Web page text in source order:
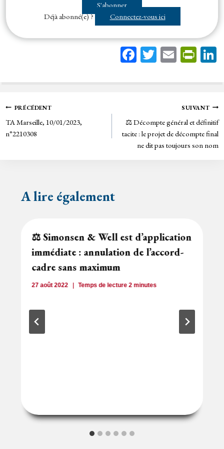
S'abonner
Déjà abonné(e) ?
Connectez-vous ici
Fa
bo
T
tt
E
ail
Pr
tF
rie
n
dl
y
Navigation
de
PRÉCÉDENT
TA Marseille, 10/01/2023,
n°2210308
SUIVANT
⚖️ Décompte général et définitif
tacite : le projet de décompte final
ne dit pas toujours son nom
A lire également
⚖️ Simonsen & Well est d’application
immédiate : annulation de l’accord-
cadre sans maximum
27 août 2022 Temps de lecture 2minutes